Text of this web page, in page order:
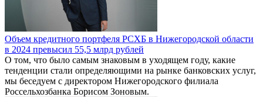
Объем кредитного портфеля РСХБ в Нижегородской области
в 2024 превысил 55,5 млрд рублей
О том, что было самым знаковым в уходящем году, какие
тенденции стали определяющими на рынке банковских услуг,
мы беседуем с директором Нижегородского филиала
Россельхозбанка Борисом Зоновым.